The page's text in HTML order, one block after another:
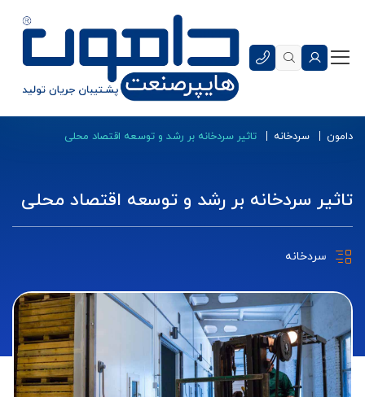
دامون سردخانه تاثیر سردخانه بر رشد و توسعه اقتصاد محلی
تاثیر سردخانه بر رشد و توسعه اقتصاد محلی
سردخانه